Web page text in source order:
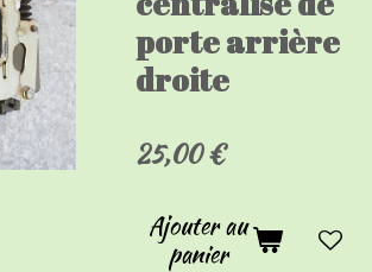
porte arrière
droite
25,00 €
Ajouter au
panier